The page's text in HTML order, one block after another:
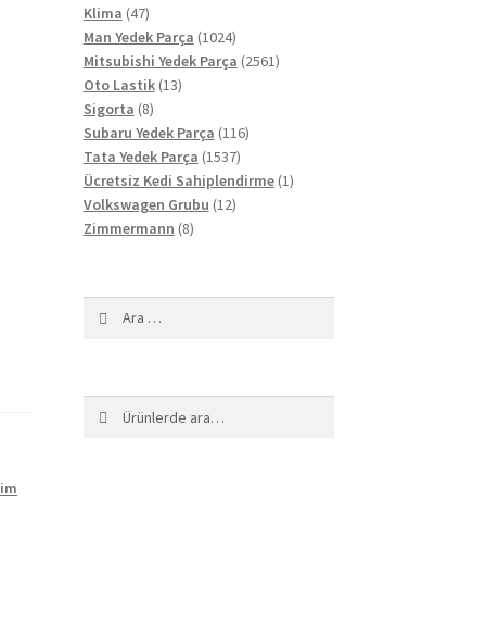
Klima 4747
ürün
Man Yedek Parça 10241024
ürün
Mitsubishi Yedek Parça 25612561
Oto Lastik 1313
Sigorta 88
ürün
Subaru Yedek Parça 116116
Tata Yedek Parça 15371537
ürün
Ücretsiz Kedi Sahiplendirme 11
Volkswagen Grubu 1212
Zimmermann 88